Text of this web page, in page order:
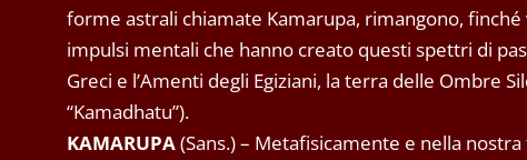
forme astrali chiamate Kamarupa, rimangono,
impulsi mentali che hanno creato questi spettri di
Greci e l’Amenti degli Egiziani, la terra delle Ombre
“Kamadhatu”).
KAMARUPA(Sans.) – Metafisicamente e nella